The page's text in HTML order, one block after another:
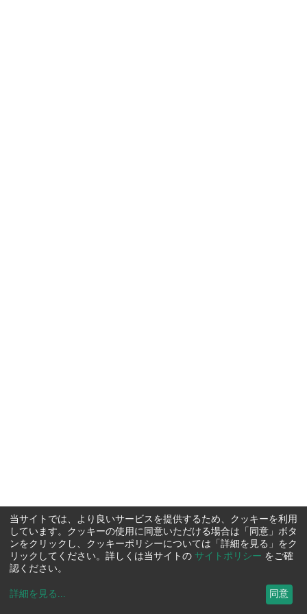
当サイトでは、より良いサービスを提供するため、クッキーを利用
しています。クッキーの使用に同意いただける場合は「同意」ボタ
ンをクリックし、クッキーポリシーについては「詳細を見る」をク
リックしてください。詳しくは当サイトの サイトポリシー をご確
認ください。
詳細を見る ... 同意